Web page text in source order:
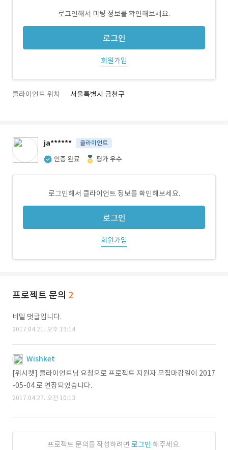
로그인해서 미팅 정보를 확인해보세요.
로그인
회원가입
클라이언트 위치 서울특별시 금천구
ja****** 클라이언트
인증 완료 평가 우수
로그인해서 클라이언트 정보를 확인해보세요.
로그인
회원가입
프로젝트 문의 2
비밀 댓글입니다.
2017.04.21. 오후 19:14
Wishket
[위시켓] 클라이언트님 요청으로 프로젝트 지원자 모집마감일이 2017
-05-04 로 연장되었습니다.
2017.04.27. 오전 10:13
프로젝트 문의를 작성하려면 로그인 해주세요.